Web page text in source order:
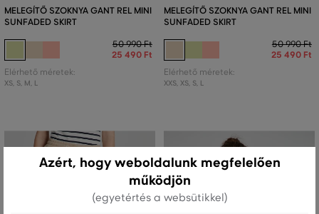
MELEGÍTŐ SZOKNYA GANT REL MINI
SUNFADED SKIRT
50 990 Ft
25 490 Ft
Elérhető méretek:
XS, S, M, L
MELEGÍTŐ SZOKNYA GANT REL MINI
SUNFADED SKIRT
50 990 Ft
25 490 Ft
Elérhető méretek:
XXS, XS, S, L
Azért, hogy weboldalunk megfelelően
működjön
(egyetértés a websütikkel)